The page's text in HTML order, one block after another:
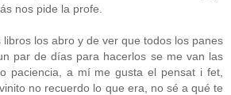
nos pide la profe.
libros los abro y de ver que todos los panes
par de días para hacerlos se me van las
paciencia, a mí me gusta el pensat i fet,
no recuerdo lo que era, no sé a qué te